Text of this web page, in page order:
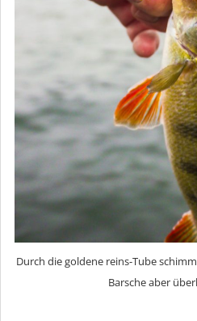
Durch die goldene reins-Tube
Barsche aber